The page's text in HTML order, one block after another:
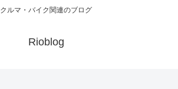
クルマ・バイク関連のブログ
Rioblog